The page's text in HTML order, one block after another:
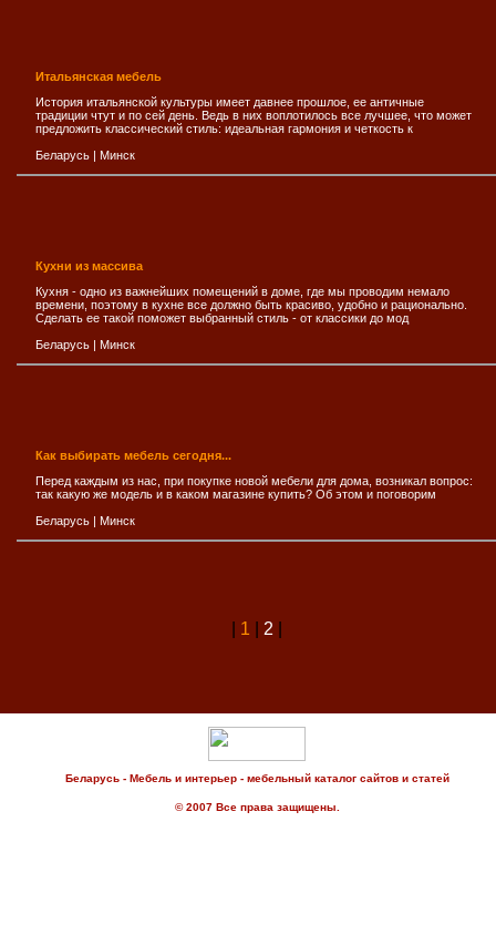
Итальянская мебель
История итальянской культуры имеет давнее прошлое, ее античные
традиции чтут и по сей день. Ведь в них воплотилось все лучшее, что может
предложить классический стиль: идеальная гармония и четкость к
Беларусь
Минск
Кухни из массива
Кухня - одно из важнейших помещений в доме, где мы проводим немало
времени, поэтому в кухне все должно быть красиво, удобно и рационально.
Сделать ее такой поможет выбранный стиль - от классики до мод
Беларусь
Минск
Как выбирать мебель сегодня...
Перед каждым из нас, при покупке новой мебели для дома, возникал вопрос:
так какую же модель и в каком магазине купить? Об этом и поговорим
Беларусь
Минск
1 2|
Беларусь - Мебель и интерьер - мебельный каталог сайтов и статей
© 2007 Все права защищены.